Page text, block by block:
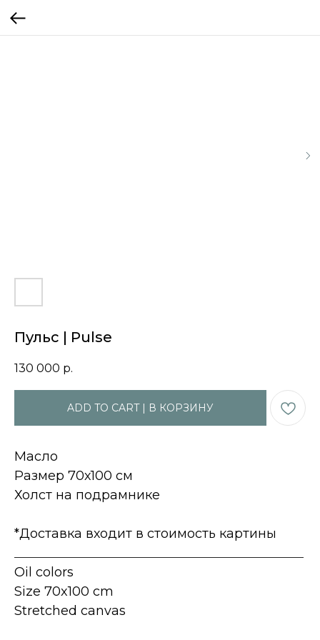
Пульс | Pulse
130 000 р.
ADD TO CART | В КОРЗИНУ
Масло
Размер 70х100 см
Холст на подрамнике
*Доставка входит в стоимость картины
Oil colors
Size 70x100 cm
Stretched canvas